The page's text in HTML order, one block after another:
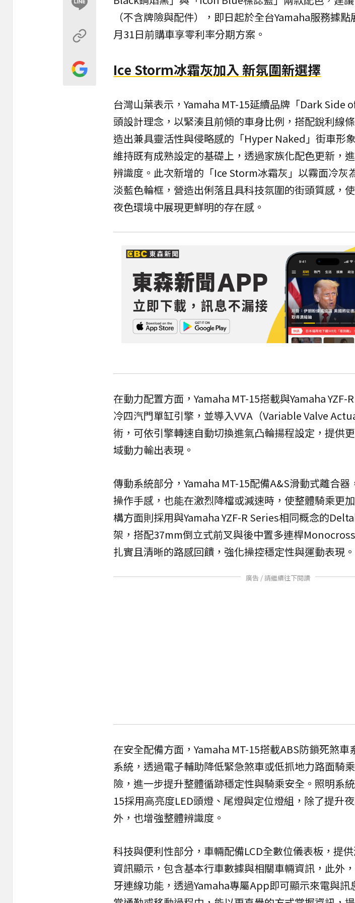
（不含牌險與配件），即日起於全台Yamaha服務據
月31日前購車享零利率分期方案。
Ice Storm冰霜灰加入 新氛圍新選擇
台灣山葉表示，Yamaha MT-15延續品牌「Dark Side
頭設計理念，以緊湊且前傾的車身比例，搭配銳利線
造出兼具靈活性與侵略感的「Hyper Naked」街車形
維持既有成熟設定的基礎上，透過家族化配色更新，
辨識度。此次新增的「Ice Storm冰霜灰」以霧面冷灰
淡藍色輪框，營造出俐落且具科技氛圍的街頭質感，
夜色環境中展現更鮮明的存在感。
在動力配置方面，Yamaha MT-15搭載與Yamaha YZF-
冷四汽門單缸引擎，並導入VVA（Variable Valve
術，可依引擎轉速自動切換進氣凸輪揚程設定，提供
域動力輸出表現。
傳動系統部分，Yamaha MT-15配備A&S滑動式離合
操作手感，也能在激烈降檔或減速時，使整體騎乘更
構方面則採用與Yamaha YZF-R Series相同概念的
架，搭配37mm倒立式前叉與後中置多連桿
扎實且清晰的路感回饋，強化操控穩定性與運動表現。
廣告 / 請繼續往下閱讀
在安全配備方面，Yamaha MT-15搭載ABS防鎖死煞車
系統，透過電子輔助降低緊急煞車或低抓地力路面騎
險，進一步提升整體循跡穩定性與騎乘安全。照明系
15採用高亮度LED頭燈、尾燈與定位燈組，除了提升
外，也增強整體辨識度。
科技與便利性部分，車輛配備LCD全數位儀表板，提
資訊顯示，包含基本行車數據與相關車輛資訊，此外
牙連線功能，透過Yamaha專屬App即可顯示來電與訊